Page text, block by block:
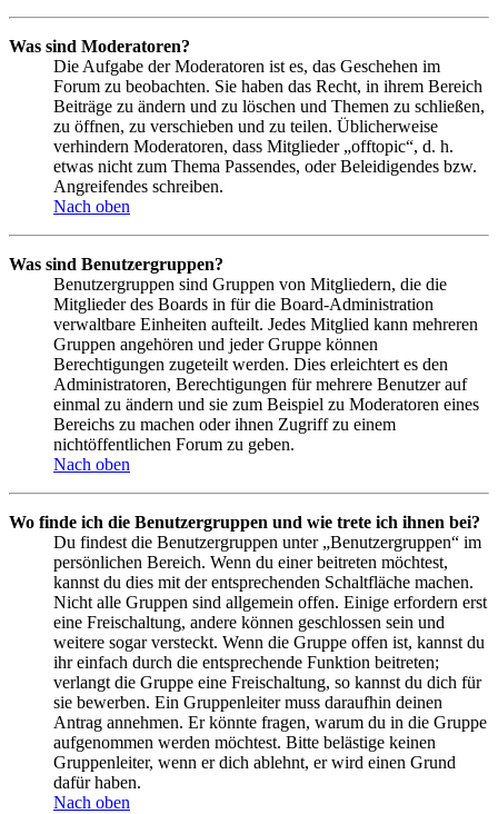
Was sind Moderatoren?
Die Aufgabe der Moderatoren ist es, das Geschehen im
Forum zu beobachten. Sie haben das Recht, in ihrem Bereich
Beiträge zu ändern und zu löschen und Themen zu schließen,
zu öffnen, zu verschieben und zu teilen. Üblicherweise
verhindern Moderatoren, dass Mitglieder „offtopic“, d. h.
etwas nicht zum Thema Passendes, oder Beleidigendes bzw.
Angreifendes schreiben.
Nach oben
Was sind Benutzergruppen?
Benutzergruppen sind Gruppen von Mitgliedern, die die
Mitglieder des Boards in für die Board-Administration
verwaltbare Einheiten aufteilt. Jedes Mitglied kann mehreren
Gruppen angehören und jeder Gruppe können
Berechtigungen zugeteilt werden. Dies erleichtert es den
Administratoren, Berechtigungen für mehrere Benutzer auf
einmal zu ändern und sie zum Beispiel zu Moderatoren eines
Bereichs zu machen oder ihnen Zugriff zu einem
nichtöffentlichen Forum zu geben.
Nach oben
Wo finde ich die Benutzergruppen und wie trete ich ihnen bei?
Du findest die Benutzergruppen unter „Benutzergruppen“ im
persönlichen Bereich. Wenn du einer beitreten möchtest,
kannst du dies mit der entsprechenden Schaltfläche machen.
Nicht alle Gruppen sind allgemein offen. Einige erfordern erst
eine Freischaltung, andere können geschlossen sein und
weitere sogar versteckt. Wenn die Gruppe offen ist, kannst du
ihr einfach durch die entsprechende Funktion beitreten;
verlangt die Gruppe eine Freischaltung, so kannst du dich für
sie bewerben. Ein Gruppenleiter muss daraufhin deinen
Antrag annehmen. Er könnte fragen, warum du in die Gruppe
aufgenommen werden möchtest. Bitte belästige keinen
Gruppenleiter, wenn er dich ablehnt, er wird einen Grund
dafür haben.
Nach oben